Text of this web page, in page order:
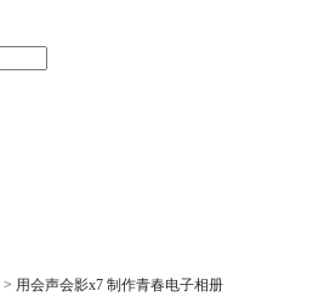
> 用会声会影x7 制作青春电子相册